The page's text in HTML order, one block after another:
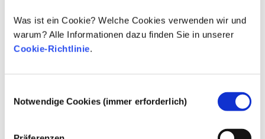
Was ist ein Cookie? Welche Cookies verwenden wir und
warum? Alle Informationen dazu finden Sie in unserer
Cookie-Richtlinie.
Notwendige Cookies (immer erforderlich)
Anhang III ggf. vorgegebenen Auflagen ist die
Verwendung dieses Stoffes in kosmetischen Mitteln
sicher.
Gehört zu folgenden Stoffgruppen
Haarfarbstoffe